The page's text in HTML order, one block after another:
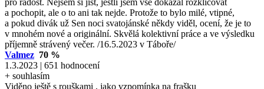
pro radost. Nejsem si jist, jestli jsem vše dokázal rozklíčovat
a pochopit, ale o to ani tak nejde. Protože to bylo milé, vtipné,
a pokud divák už Sen noci svatojánské někdy viděl, ocení, že je to
v mnohém nové a originální. Skvělá kolektivní práce a ve výsledku
příjemně strávený večer. /16.5.2023 v Táboře/
Valmez 70 %
1.3.2023 | 651 hodnocení
+ souhlasím
Viděno ještě s rouškami , jako vzpomínka na frašku